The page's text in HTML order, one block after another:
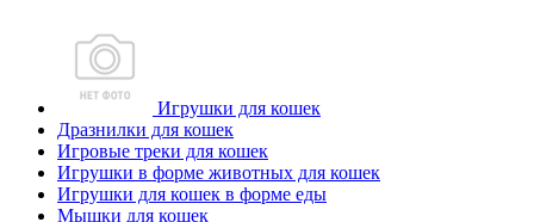
Игрушки для кошек
Дразнилки для кошек
Игровые треки для кошек
Игрушки в форме животных для кошек
Игрушки для кошек в форме еды
Мышки для кошек